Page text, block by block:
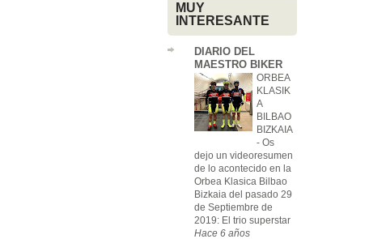
MUY
INTERESANTE
DIARIO DEL
MAESTRO BIKER
ORBEA
KLASIK
A
BILBAO
BIZKAIA
- Os
dejo un videoresumen
de lo acontecido en la
Orbea Klasica Bilbao
Bizkaia del pasado 29
de Septiembre de
2019: El trio superstar
Hace 6 años